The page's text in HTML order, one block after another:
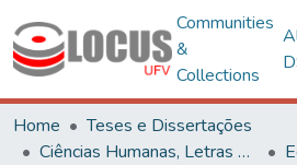
Communities
&
Collections
Home
Teses e Dissertações
Ciências Humanas, Letras e Artes